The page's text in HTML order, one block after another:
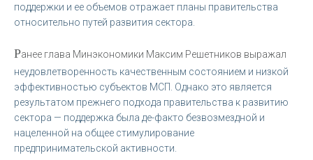
поддержки и ее объемов отражает планы правительства
относительно путей развития сектора.
Ранее глава Минэкономики Максим Решетников выражал
неудовлетворенность качественным состоянием и низкой
эффективностью субъектов МСП. Однако это является
результатом прежнего подхода правительства к развитию
сектора — поддержка была де-факто безвозмездной и
нацеленной на общее стимулирование
предпринимательской активности.